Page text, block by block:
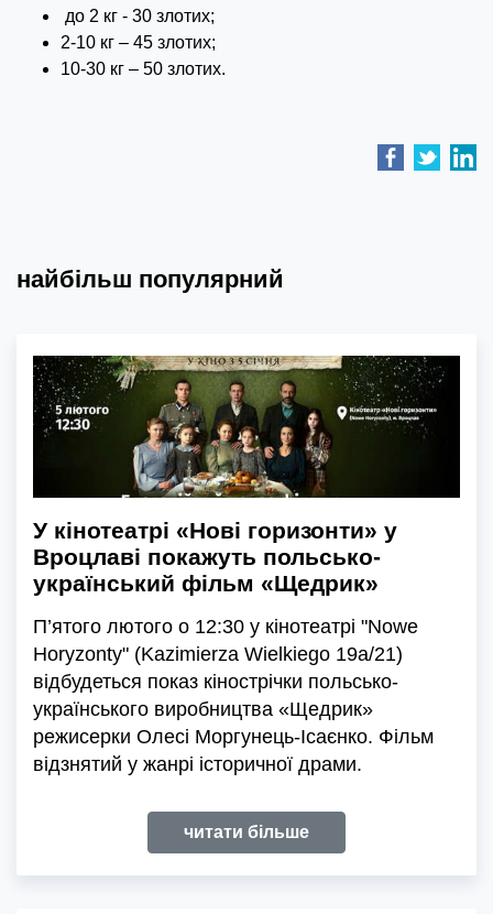
до 2 кг - 30 злотих;
2-10 кг – 45 злотих;
10-30 кг – 50 злотих.
найбільш популярний
У кінотеатрі «Нові горизонти» у
Вроцлаві покажуть польсько-
український фільм «Щедрик»
П’ятого лютого о 12:30 у кінотеатрі "Nowe
Horyzonty" (Kazimierza Wielkiego 19a/21)
відбудеться показ кінострічки польсько-
українського виробництва «Щедрик»
режисерки Олесі Моргунець-Ісаєнко. Фільм
відзнятий у жанрі історичної драми.
читати більше